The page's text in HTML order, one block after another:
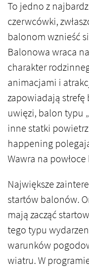
To jedno z
czerwcówki,
balonom wznieść
Balonowa wraca
charakter
animacjami i
zapowiadają
uwięzi, balon typu
inne statki
happening
Wawra na
Największe
startów balonów.
mają zacząć
tego typu
warunków
wiatru. W